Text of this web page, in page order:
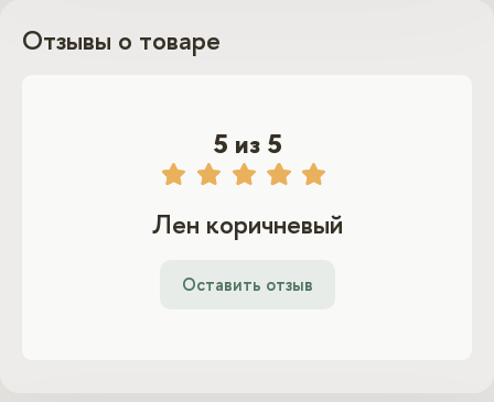
Отзывы о товаре
5 из 5
Лен коричневый
Оставить отзыв